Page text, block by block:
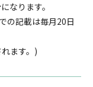
なります。
の記載は毎月20日
ます。)